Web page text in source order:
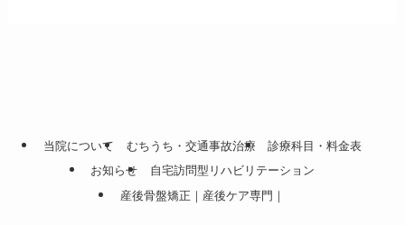
当院について むちうち・交通事故治療
診療科目・料金表
お知らせ
自宅訪問型リハビリテーション
産後骨盤矯正｜産後ケア専門｜